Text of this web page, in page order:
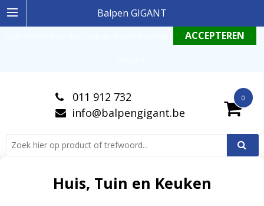
Balpen GIGANT
0
011 912 732
info@balpengigant.be
Huis, Tuin en Keuken
Ingelogde gebruiker stemt in met de geldende omgang productinformatie